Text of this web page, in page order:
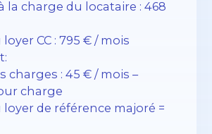
la charge du locataire : 468
CC : 795 € / mois
charges : 45 € / mois –
charge
de référence majoré =